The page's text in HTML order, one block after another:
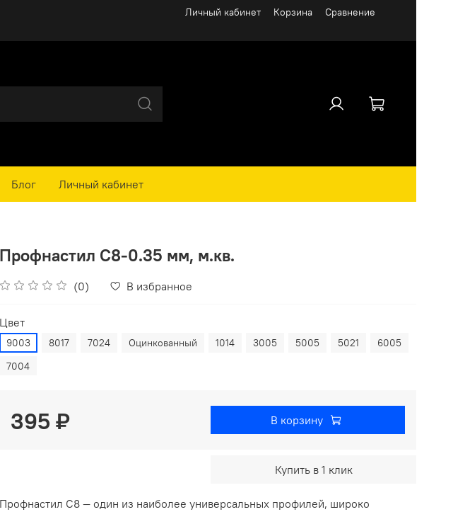
Личный кабинет Корзина Сравнение
Блог Личный кабинет
Профнастил С8-0.35 мм, м.кв.
(0) В избранное
Цвет
9003 8017 7024 Оцинкованный 1014 3005 5005 5021
6005
7004
395 ₽ В корзину
Купить в 1 клик
Профнастил С8 — один из наиболее универсальных профилей, широко